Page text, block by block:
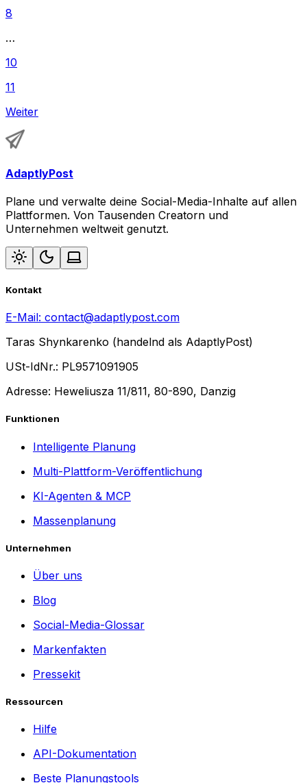
8
…
10
11
Weiter
AdaptlyPost
Plane und verwalte deine Social-Media-Inhalte auf allen
Plattformen. Von Tausenden Creatorn und
Unternehmen weltweit genutzt.
Kontakt
E-Mail: contact@adaptlypost.com
Taras Shynkarenko (handelnd als AdaptlyPost)
USt-IdNr.: PL9571091905
Adresse: Heweliusza 11/811, 80-890, Danzig
Funktionen
Intelligente Planung
Multi-Plattform-Veröffentlichung
KI-Agenten & MCP
Massenplanung
Unternehmen
Über uns
Blog
Social-Media-Glossar
Markenfakten
Pressekit
Ressourcen
Hilfe
API-Dokumentation
Beste Planungstools